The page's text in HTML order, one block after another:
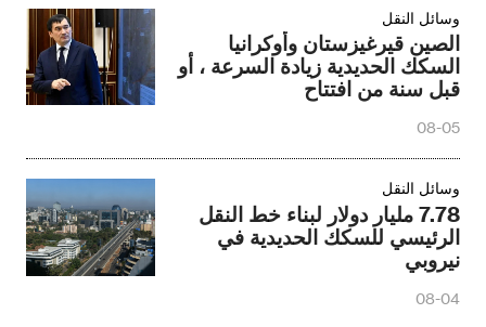
وسائل النقل
الصين قيرغيزستان وأوكرانيا
السكك الحديدية زيادة السرعة ، أو
قبل سنة من افتتاح
08-05
وسائل النقل
7.78 مليار دولار لبناء خط النقل
الرئيسي للسكك الحديدية في
نيروبي
08-04